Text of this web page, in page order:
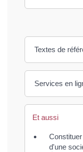
Textes de
Services en
Et aussi
d'une